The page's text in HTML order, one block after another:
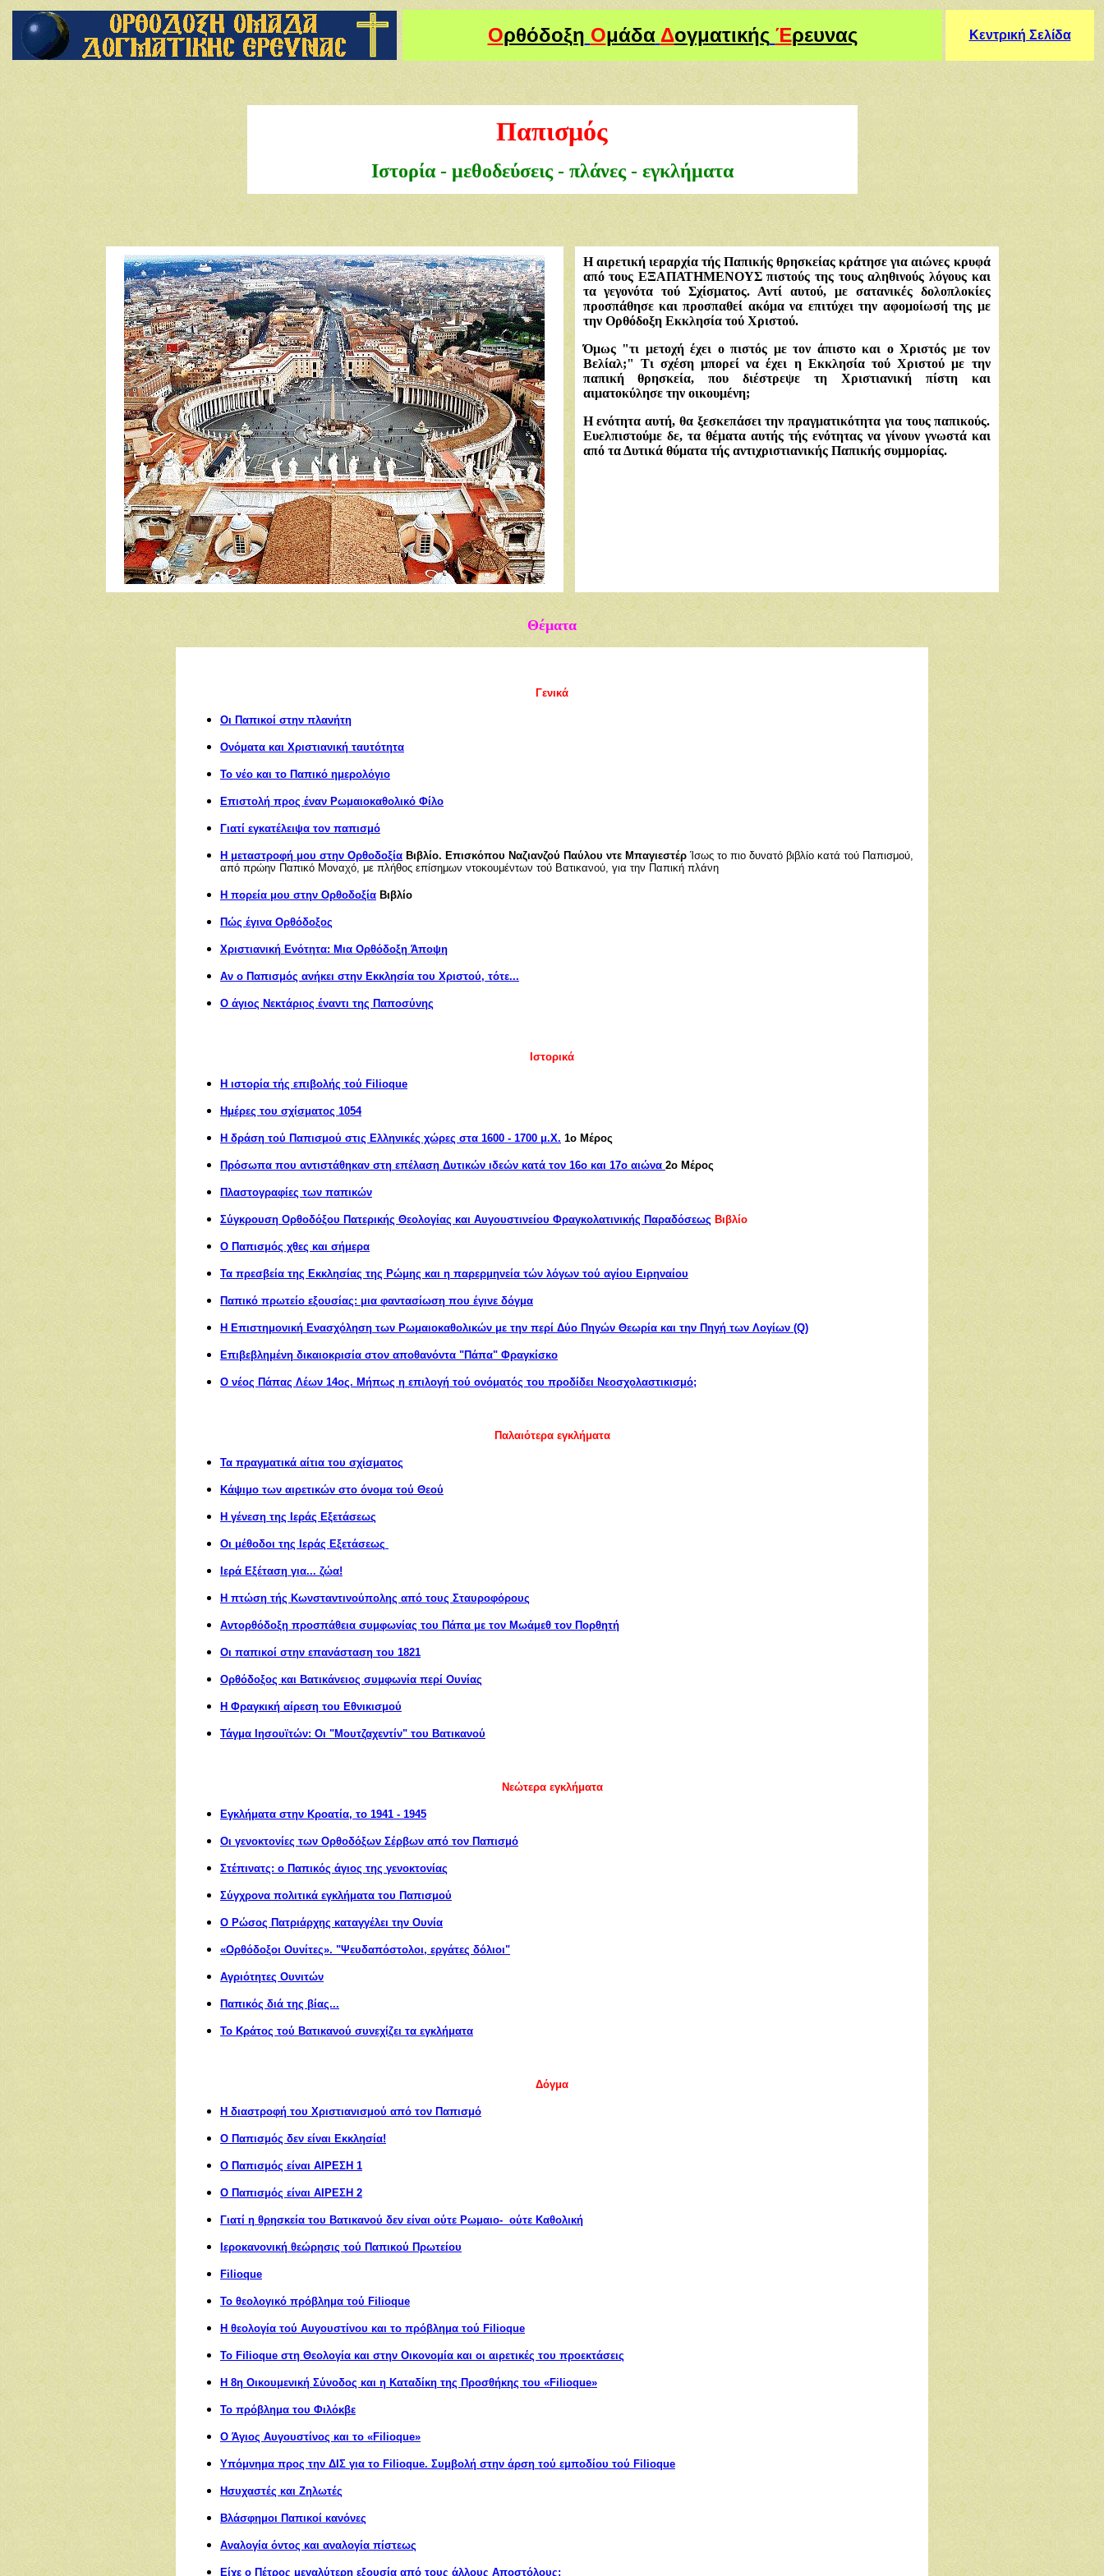
Ορθόδοξη Ομάδα Δογματικής Έρευνας Κεντρική Σελίδα
Παπισμός
Ιστορία - μεθοδεύσεις - πλάνες - εγκλήματα
Η αιρετική ιεραρχία τής Παπικής θρησκείας κράτησε για αιώνες κρυφά
από τους ΕΞΑΠΑΤΗΜΕΝΟΥΣ πιστούς της τους αληθινούς λόγους και
τα γεγονότα τού Σχίσματος. Αντί αυτού, με σατανικές δολοπλοκίες
προσπάθησε και προσπαθεί ακόμα να επιτύχει την αφομοίωσή της με
την Ορθόδοξη Εκκλησία τού Χριστού.
Όμως "τι μετοχή έχει ο πιστός με τον άπιστο και ο Χριστός με τον
Βελίαλ;" Τι σχέση μπορεί να έχει η Εκκλησία τού Χριστού με την
παπική θρησκεία, που διέστρεψε τη Χριστιανική πίστη και
αιματοκύλησε την οικουμένη;
Η ενότητα αυτή, θα ξεσκεπάσει την πραγματικότητα για τους παπικούς.
Ευελπιστούμε δε, τα θέματα αυτής τής ενότητας να γίνουν γνωστά και
από τα Δυτικά θύματα τής αντιχριστιανικής Παπικής συμμορίας.
Θέματα
Γενικά
Οι Παπικοί στην πλανήτη
Ονόματα και Χριστιανική ταυτότητα
Το νέο και το Παπικό ημερολόγιο
Επιστολή προς έναν Ρωμαιοκαθολικό Φίλο
Γιατί εγκατέλειψα τον παπισμό
Η μεταστροφή μου στην Ορθοδοξία Βιβλίο. Επισκόπου Ναζιανζού Παύλου ντε Μπαγιεστέρ Ίσως το πιο δυνατό βιβλίο κατά τού Παπισμού,
από πρώην Παπικό Μοναχό, με πλήθος επίσημων ντοκουμέντων τού Βατικανού, για την Παπική πλάνη
Η πορεία μου στην Ορθοδοξία Βιβλίο
Πώς έγινα Ορθόδοξος
Χριστιανική Ενότητα: Μια Ορθόδοξη Άποψη
Αν ο Παπισμός ανήκει στην Εκκλησία του Χριστού, τότε...
Ο άγιος Νεκτάριος έναντι της Παποσύνης
Ιστορικά
Η ιστορία τής επιβολής τού Filioque
Ημέρες του σχίσματος 1054
Η δράση τού Παπισμού στις Ελληνικές χώρες στα 1600 - 1700 μ.Χ. 1ο Μέρος
Πρόσωπα που αντιστάθηκαν στη επέλαση Δυτικών ιδεών κατά τον 16ο και 17ο αιώνα 2ο Μέρος
Πλαστογραφίες των παπικών
Σύγκρουση Ορθοδόξου Πατερικής Θεολογίας και Αυγουστινείου Φραγκολατινικής Παραδόσεως Βιβλίο
Ο Παπισμός χθες και σήμερα
Τα πρεσβεία της Εκκλησίας της Ρώμης και η παρερμηνεία τών λόγων τού αγίου Ειρηναίου
Παπικό πρωτείο εξουσίας: μια φαντασίωση που έγινε δόγμα
Η Επιστημονική Ενασχόληση των Ρωμαιοκαθολικών με την περί Δύο Πηγών Θεωρία και την Πηγή των Λογίων (Q)
Επιβεβλημένη δικαιοκρισία στον αποθανόντα "Πάπα" Φραγκίσκο
Ο νέος Πάπας Λέων 14ος. Μήπως η επιλογή τού ονόματός του προδίδει Νεοσχολαστικισμό;
Παλαιότερα εγκλήματα
Τα πραγματικά αίτια του σχίσματος
Κάψιμο των αιρετικών στο όνομα τού Θεού
Η γένεση της Iεράς Εξετάσεως
Οι μέθοδοι της Ιεράς Εξετάσεως
ερά Εξέταση για... ζώα!
Η πτώση τής Κωνσταντινούπολης από τους Σταυροφόρους
Αντορθόδοξη προσπάθεια συμφωνίας του Πάπα με τον Μωάμεθ τον Πορθητή
Οι παπικοί στην επανάσταση του 1821
Ορθόδοξος και Βατικάνειος συμφωνία περί Ουνίας
Η Φραγκική αίρεση του Εθνικισμού
Τάγμα Ιησουϊτών: Οι "Μουτζαχεντίν" του Βατικανού
Νεώτερα εγκλήματα
Εγκλήματα στην Κροατία, το 1941 - 1945
Οι γενοκτονίες των Ορθοδόξων Σέρβων από τον Παπισμό
Στέπινατς: ο Παπικός άγιος της γενοκτονίας
Σύγχρονα πολιτικά εγκλήματα του Παπισμού
Ο Ρώσος Πατριάρχης καταγγέλει την Ουνία
«Ορθόδοξοι Ουνίτες». "Ψευδαπόστολοι, εργάτες δόλιοι"
Αγριότητες Ουνιτών
Παπικός διά της βίας...
Το Κράτος τού Βατικανού συνεχίζει τα εγκλήματα
Δόγμα
Η διαστροφή του Χριστιανισμού από τον Παπισμό
Ο Παπισμός δεν είναι Εκκλησία!
Ο Παπισμός είναι ΑΙΡΕΣH 1
Ο Παπισμός είναι ΑΙΡΕΣH 2
Γιατί η θρησκεία του Βατικανού δεν είναι ούτε Ρωμαιο- ούτε Καθολική
Ιεροκανονική θεώρησις τού Παπικού Πρωτείου
Filioque
To θεολογικό πρόβλημα τού Filioque
Η θεολογία τού Αυγουστίνου και το πρόβλημα τού Filioque
Το Filioque στη Θεολογία και στην Οικονομία και οι αιρετικές του προεκτάσεις
Η 8η Οικουμενική Σύνοδος και η Καταδίκη της Προσθήκης του «Filioque»
Το πρόβλημα του Φιλόκβε
Ο Άγιος Αυγουστίνος και το «Filioque»
Υπόμνημα προς την ΔΙΣ για το Filioque. Συμβολή στην άρση τού εμποδίου τού Filioque
Ησυχαστές και Ζηλωτές
Βλάσφημοι Παπικοί κανόνες
Αναλογία όντος και αναλογία πίστεως
Είχε ο Πέτρος μεγαλύτερη εξουσία από τους άλλους Αποστόλους;